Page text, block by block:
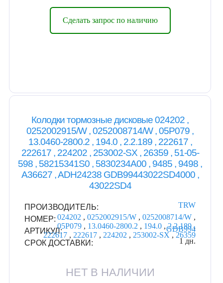
Сделать запрос по наличию
Колодки тормозные дисковые 024202 ,
0252002915/W , 0252008714/W , 05P079 ,
13.0460-2800.2 , 194.0 , 2.2.189 , 222617 ,
222617 , 224202 , 253002-SX , 26359 , 51-05-
598 , 58215341S0 , 5830234A00 , 9485 , 9498 ,
A36627 , ADH24238 GDB99443022SD4000 ,
43022SD4
ПРОИЗВОДИТЕЛЬ:
TRW
НОМЕР: 024202 ,0252002915/W ,0252008714/W ,
05P079 , 13.0460-2800.2 , 194.0 ,2.2.189,
222617 , 222617 , 224202 , 253002-SX , 26359
АРТИКУЛ:
GDB994
СРОК ДОСТАВКИ:
1 дн.
НЕТ В НАЛИЧИИ